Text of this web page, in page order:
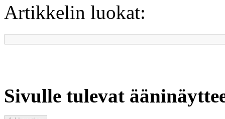
Artikkelin luokat:
Sivulle tulevat